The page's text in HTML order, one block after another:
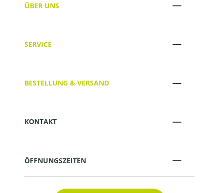
ÜBER UNS
SERVICE
BESTELLUNG & VERSAND
KONTAKT
ÖFFNUNGSZEITEN